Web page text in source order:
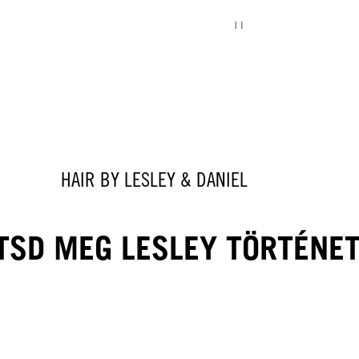
HAIR BY LESLEY & DANIEL
MEG LESLEY